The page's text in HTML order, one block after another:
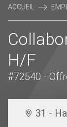
ACCUEIL
H/F
#72540 -
31 -